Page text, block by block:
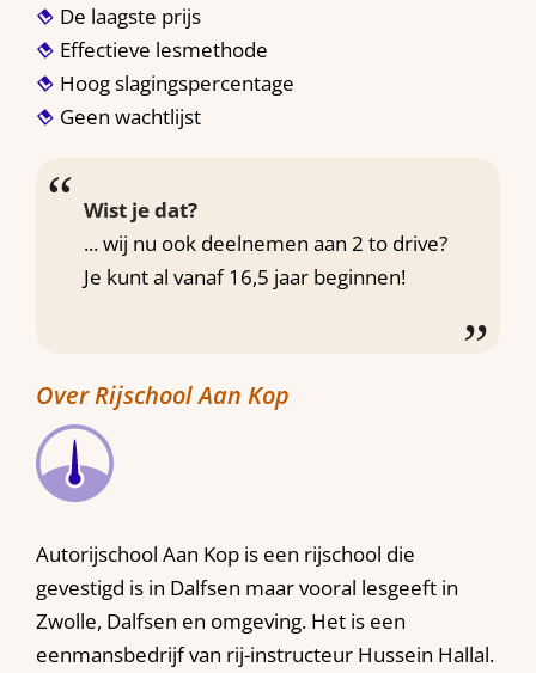
De laagste prijs
Effectieve lesmethode
Hoog slagingspercentage
Geen wachtlijst
Wist je dat?
... wij nu ook deelnemen aan 2 to drive?
Je kunt al vanaf 16,5 jaar beginnen!
Over Rijschool Aan Kop
Autorijschool Aan Kop is een rijschool die
gevestigd is in Dalfsen maar vooral lesgeeft in
Zwolle, Dalfsen en omgeving. Het is een
eenmansbedrijf van rij-instructeur Hussein Hallal.